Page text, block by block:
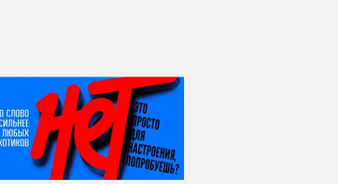
НИ ДНЯ БЕЗ ДАТЫ...
08 августа
ВСЕМИРНЫЙ ДЕНЬ
КОШЕК